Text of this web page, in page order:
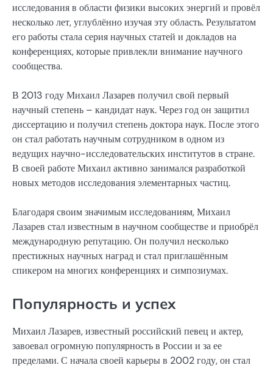
исследования в области физики высоких энергий и провёл
несколько лет, углублённо изучая эту область. Результатом
его работы стала серия научных статей и докладов на
конференциях, которые привлекли внимание научного
сообщества.
В 2013 году Михаил Лазарев получил свой первый
научный степень – кандидат наук. Через год он защитил
диссертацию и получил степень доктора наук. После этого
он стал работать научным сотрудником в одном из
ведущих научно-исследовательских институтов в стране.
В своей работе Михаил активно занимался разработкой
новых методов исследования элементарных частиц.
Благодаря своим значимым исследованиям, Михаил
Лазарев стал известным в научном сообществе и приобрёл
международную репутацию. Он получил несколько
престижных научных наград и стал приглашённым
спикером на многих конференциях и симпозиумах.
Популярность и успех
Михаил Лазарев, известный российский певец и актер,
завоевал огромную популярность в России и за ее
пределами. С начала своей карьеры в 2002 году, он стал